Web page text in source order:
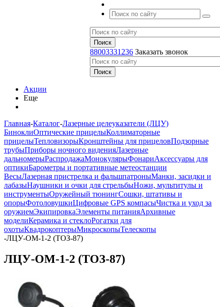
88003331236 Заказать звонок
Акции
Еще
Главная-Каталог-Лазерные целеуказатели (ЛЦУ)
БиноклиОптические прицелыКоллиматорные
прицелыТепловизорыКронштейны для прицеловПодзорные
трубыПриборы ночного виденияЛазерные
дальномерыРаспродажаМонокулярыФонариАксессуары для
оптикиБарометры и портативные метеостанции
ВесыЛазерная пристрелка и фальшпатроныМанки, засидки и
лабазыНаушники и очки для стрельбыНожи, мультитулы и
инструментыОружейный тюнингСошки, штативы и
опорыФотоловушкиЦифровые GPS компасыЧистка и уход за
оружиемЭкипировкаЭлементы питанияАрхивные
моделиКерамика и стеклоРогатки для
охотыКвадрокоптерыМикроскопыТелескопы
-ЛЦУ-ОМ-1-2 (ТОЗ-87)
ЛЦУ-ОМ-1-2 (ТОЗ-87)